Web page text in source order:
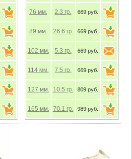
76 мм. 2.3 гр. 669 руб.
89 мм. 26.6 гр. 669 руб.
102 мм. 5.3 гр. 669 руб.
114 мм. 7.5 гр. 669 руб.
127 мм. 10.5 гр. 809 руб.
165 мм. 70.1 гр. 989 руб.